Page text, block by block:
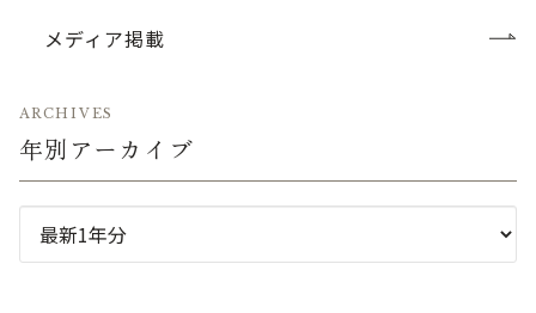
メディア掲載
ARCHIVES
年別アーカイブ